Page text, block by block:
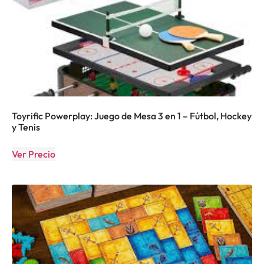
Toyrific Powerplay: Juego de Mesa 3 en 1 – Fútbol, Hockey
y Tenis
Ver Precio